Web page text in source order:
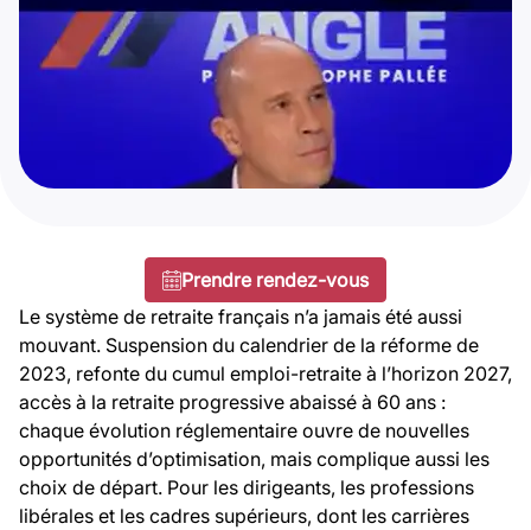
Prendre rendez-vous
Le système de retraite français n’a jamais été aussi
mouvant. Suspension du calendrier de la réforme de
2023, refonte du cumul emploi-retraite à l’horizon 2027,
accès à la retraite progressive abaissé à 60 ans :
chaque évolution réglementaire ouvre de nouvelles
opportunités d’optimisation, mais complique aussi les
choix de départ. Pour les dirigeants, les professions
libérales et les cadres supérieurs, dont les carrières